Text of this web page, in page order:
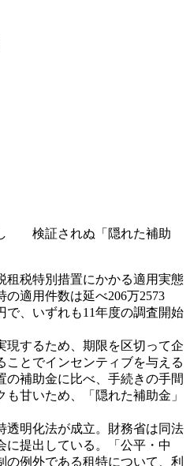
検証されぬ「隠れた補助
租税特別措置にかかる適用実態
適用件数は延べ206万2573
で、いずれも11年度の調査開始
現するため、期限を区切って企
ことでインセンティブを与える
の補助金に比べ、手続きの手間
甘いため、「隠れた補助金」
透明化法が成立。財務省は同法
に提出している。「公平・中
の例外である租特について、利